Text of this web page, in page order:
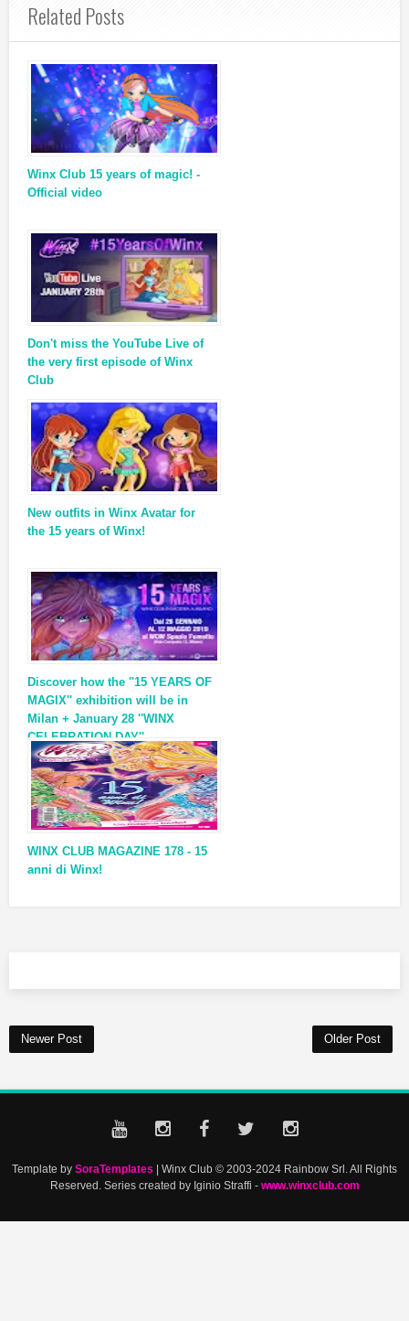
Related Posts
Winx Club 15 years of magic! -
Official video
Don't miss the YouTube Live of
the very first episode of Winx
Club
New outfits in Winx Avatar for
the 15 years of Winx!
Discover how the ''15 YEARS OF
MAGIX'' exhibition will be in
Milan + January 28 ''WINX
CELEBRATION DAY''
WINX CLUB MAGAZINE 178 - 15
anni di Winx!
Newer Post Older Post
Template by SoraTemplates | Winx Club © 2003-2024 Rainbow Srl. All Rights
Reserved. Series created by Iginio Straffi - www.winxclub.com